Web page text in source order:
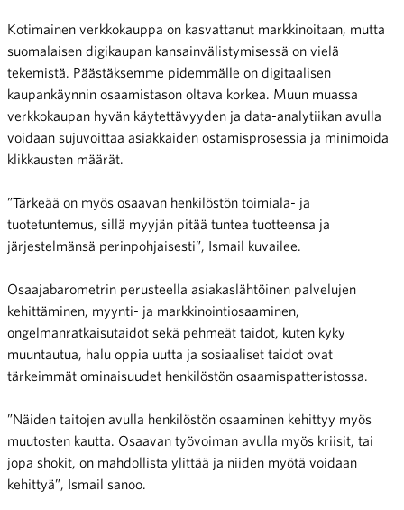
Kotimainen verkkokauppa on kasvattanut markkinoitaan, mutta
suomalaisen digikaupan kansainvälistymisessä on vielä
tekemistä. Päästäksemme pidemmälle on digitaalisen
kaupankäynnin osaamistason oltava korkea. Muun muassa
verkkokaupan hyvän käytettävyyden ja data-analytiikan avulla
voidaan sujuvoittaa asiakkaiden ostamisprosessia ja minimoida
klikkausten määrät.
”Tärkeää on myös osaavan henkilöstön toimiala- ja
tuotetuntemus, sillä myyjän pitää tuntea tuotteensa ja
järjestelmänsä perinpohjaisesti”, Ismail kuvailee.
Osaajabarometrin perusteella asiakaslähtöinen palvelujen
kehittäminen, myynti- ja markkinointiosaaminen,
ongelmanratkaisutaidot sekä pehmeät taidot, kuten kyky
muuntautua, halu oppia uutta ja sosiaaliset taidot ovat
tärkeimmät ominaisuudet henkilöstön osaamispatteristossa.
”Näiden taitojen avulla henkilöstön osaaminen kehittyy myös
muutosten kautta. Osaavan työvoiman avulla myös kriisit, tai
jopa shokit, on mahdollista ylittää ja niiden myötä voidaan
kehittyä”, Ismail sanoo.